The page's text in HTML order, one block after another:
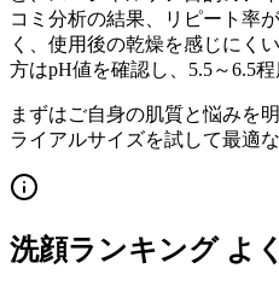
コミ分析の結果、リピート率
く、使用後の乾燥を感じにく
方はpH値を確認し、5.5～6.5
まずはご自身の肌質と悩みを
ライアルサイズを試して最適
洗顔ランキング よ